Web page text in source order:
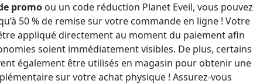
promo ou un code réduction Planet Eveil, vous pouvez
50 % de remise sur votre commande en ligne ! Votre
appliqué directement au moment du paiement afin
soient immédiatement visibles. De plus, certains
également être utilisés en magasin pour obtenir une
sur votre achat physique ! Assurez-vous